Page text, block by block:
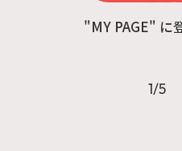
"MY PAGE" に
1/5